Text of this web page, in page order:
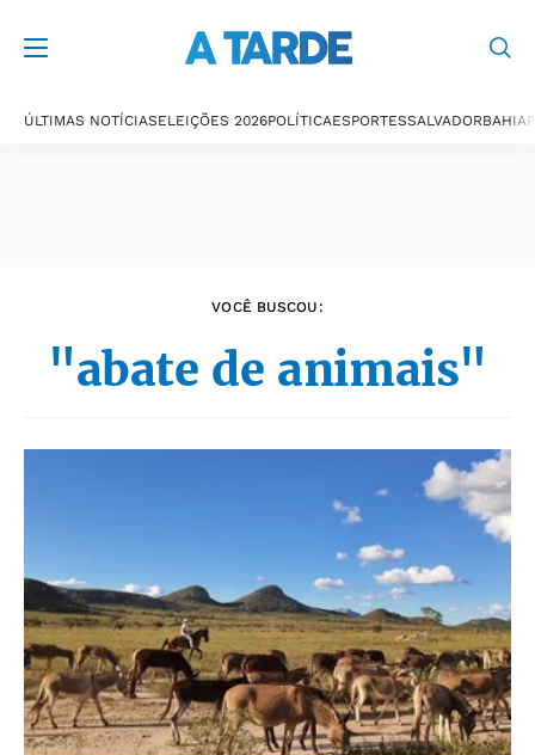
ÚLTIMAS NOTÍCIASELEIÇÕES 2026POLÍTICAESPORTESSALVADORBAHIA
VOCÊ BUSCOU:
"abate de animais"